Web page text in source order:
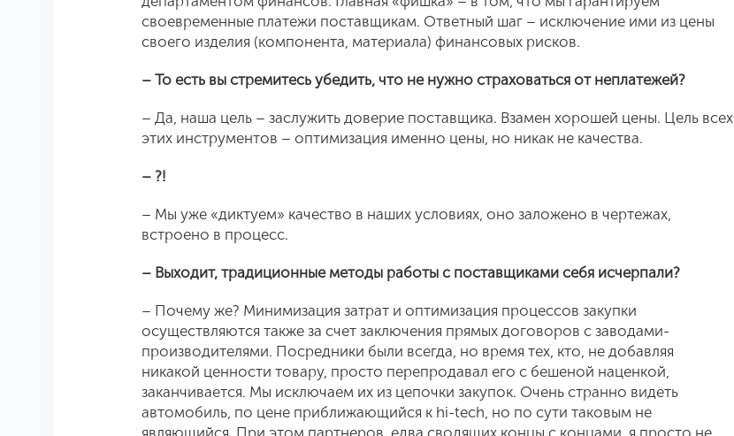
своевременные платежи поставщикам. Ответный шаг – исключение ими из цены
своего изделия (компонента, материала) финансовых рисков.
– То есть вы стремитесь убедить, что не нужно страховаться от неплатежей?
– Да, наша цель – заслужить доверие поставщика. Взамен хорошей цены. Цель всех
этих инструментов – оптимизация именно цены, но никак не качества.
– ?!
– Мы уже «диктуем» качество в наших условиях, оно заложено в чертежах,
встроено в процесс.
– Выходит, традиционные методы работы с поставщиками себя исчерпали?
– Почему же? Минимизация затрат и оптимизация процессов закупки
осуществляются также за счет заключения прямых договоров с заводами-
производителями. Посредники были всегда, но время тех, кто, не добавляя
никакой ценности товару, просто перепродавал его с бешеной наценкой,
заканчивается. Мы исключаем их из цепочки закупок. Очень странно видеть
автомобиль, по цене приближающийся к hi-tech, но по сути таковым не
являющийся. При этом партнеров, едва сводящих концы с концами, я просто не